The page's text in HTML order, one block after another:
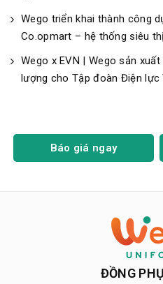
Wego triển khai thành công
Co.opmart – hệ thống siêu
Wego x EVN | Wego sản
lượng cho Tập đoàn Điện lực
Báo giá ngay
ĐỒNG